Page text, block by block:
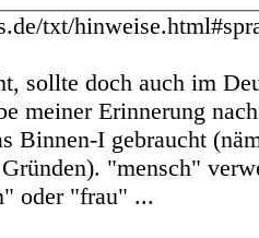
txt/
sollte doch auch im
meiner Erinnerung
Binnen-I gebraucht
"mensch"
oder "frau" ...